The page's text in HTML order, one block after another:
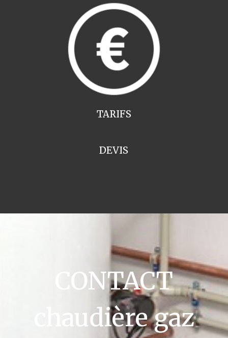
TARIFS
DEVIS
CONTACT
chaudière gaz